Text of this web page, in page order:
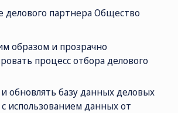
делового партнера Общество
образом и прозрачно
процесс отбора делового
и обновлять базу данных деловых
использованием данных от